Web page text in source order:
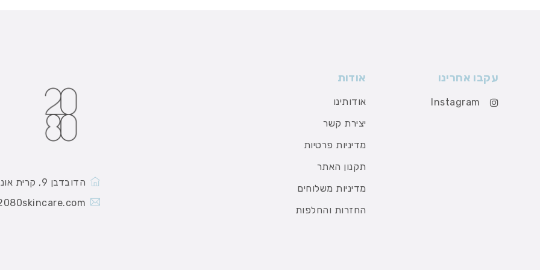
הדובדבן 9, קרית אונו
אודות
אודותינו
יצירת קשר
מדיניות פרטיות
תקנון האתר
מדיניות משלוחים
החזרות והחלפות
עקבו אחרינו
Instagram